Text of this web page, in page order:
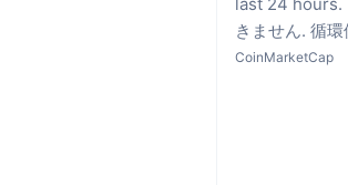
きません. 循環
CoinMarketCap